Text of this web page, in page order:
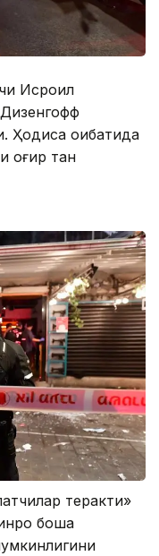
Исроил
Ҳодиса оқибатида
оғир тан
теракти»
бошқа